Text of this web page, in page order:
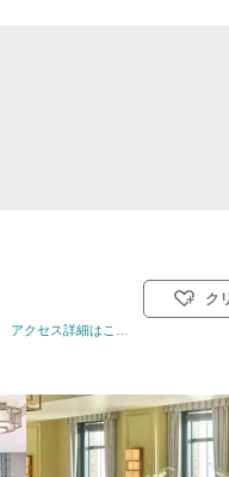
: 教会式(キリスト教式)／神前式／
アクセス詳細はこちら
ク